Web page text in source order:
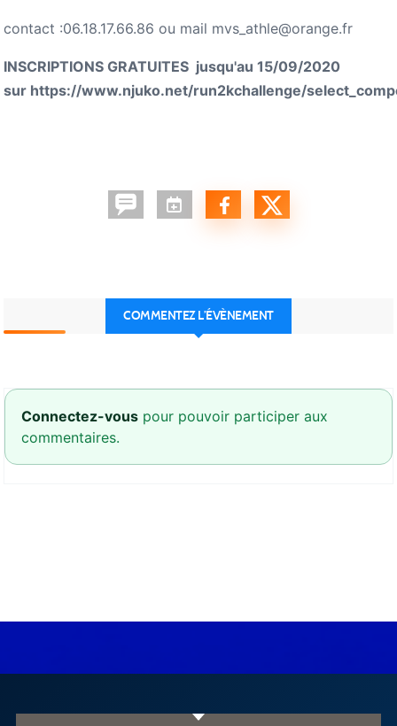
contact :06.18.17.66.86 ou mail mvs_athle@orange.fr
INSCRIPTIONS GRATUITES jusqu'au 15/09/2020
sur https://www.njuko.net/run2kchallenge/
COMMENTEZ L’ÉVÈNEMENT
Connectez-vous pour pouvoir participer aux
commentaires.